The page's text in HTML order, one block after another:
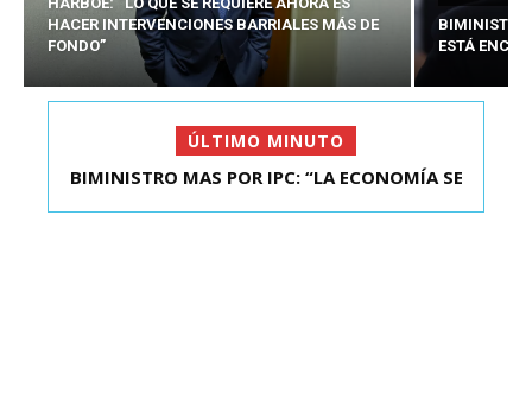
HACER INTERVENCIONES BARRIALES MÁS DE
FONDO”
BIMINISTRO
ESTÁ
ÚLTIMO MINUTO
BIMINISTRO MAS POR IPC: “LA ECONOMÍA SE